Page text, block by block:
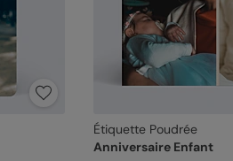
Étiquette Poudrée
Anniversaire Enfant